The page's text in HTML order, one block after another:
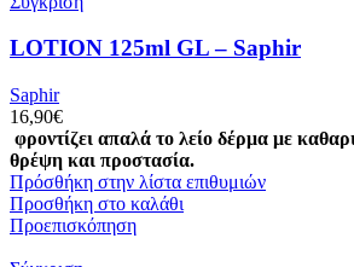
LOTION 125ml GL – Saphir
Saphir
16,90€
φροντίζει απαλά το λείο δέρμα με
θρέψη και προστασία.
Πρόσθήκη στην λίστα επιθυμιών
Προσθήκη στο καλάθι
Προεπισκόπηση